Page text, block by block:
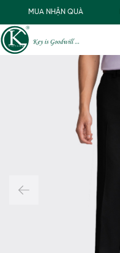
MUA NHẬN QUÀ